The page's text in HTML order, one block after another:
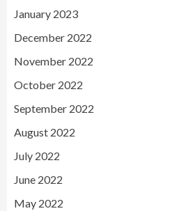
January 2023
December 2022
November 2022
October 2022
September 2022
August 2022
July 2022
June 2022
May 2022